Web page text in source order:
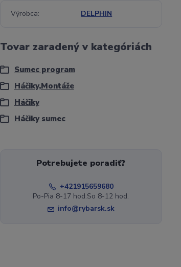
Výrobca DELPHIN
Tovar zaradený v kategóriách
Sumec program
Háčiky,Montáže
Háčiky
Háčiky sumec
Potrebujete poradiť?
+421915659680
Po-Pia 8-17 hod.So 8-12 hod.
info@rybarsk.sk